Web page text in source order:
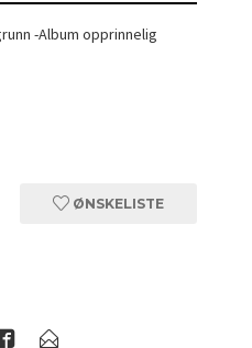
-Album opprinnelig
ØNSKELISTE